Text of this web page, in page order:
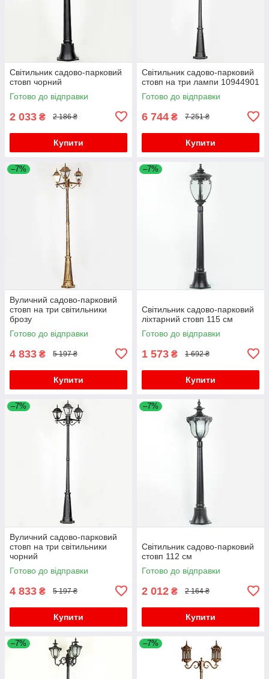
Світильник садово-парковий
стовп чорний
Готово до відправки
2 033 ₴ 2 186 ₴
Купити
Світильник садово-парковий
стовп на три лампи 10944901
Готово до відправки
6 744 ₴ 7 251 ₴
Купити
–7%
Вуличний садово-парковий
стовп на три світильники
брозу
Готово до відправки
4 833 ₴ 5 197 ₴
Купити
–7%
Світильник садово-парковий
ліхтарний стовп 115 см
Готово до відправки
1 573 ₴ 1 692 ₴
Купити
–7%
Вуличний садово-парковий
стовп на три світильники
чорний
Готово до відправки
4 833 ₴ 5 197 ₴
Купити
–7%
Світильник садово-парковий
стовп 112 см
Готово до відправки
2 012 ₴ 2 164 ₴
Купити
–7% –7%